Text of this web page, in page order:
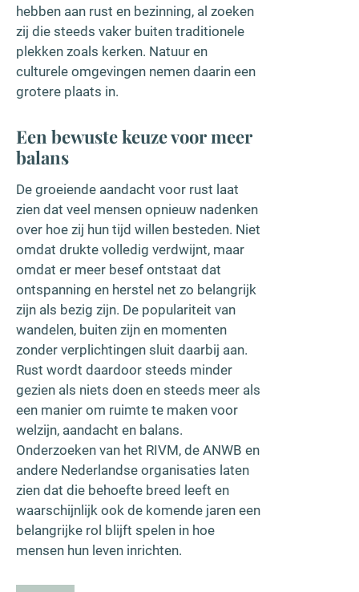
hebben aan rust en bezinning, al zoeken
zij die steeds vaker buiten traditionele
plekken zoals kerken. Natuur en
culturele omgevingen nemen daarin een
grotere plaats in.
Een bewuste keuze voor meer
balans
De groeiende aandacht voor rust laat
zien dat veel mensen opnieuw nadenken
over hoe zij hun tijd willen besteden. Niet
omdat drukte volledig verdwijnt, maar
omdat er meer besef ontstaat dat
ontspanning en herstel net zo belangrijk
zijn als bezig zijn. De populariteit van
wandelen, buiten zijn en momenten
zonder verplichtingen sluit daarbij aan.
Rust wordt daardoor steeds minder
gezien als niets doen en steeds meer als
een manier om ruimte te maken voor
welzijn, aandacht en balans.
Onderzoeken van het RIVM, de ANWB en
andere Nederlandse organisaties laten
zien dat die behoefte breed leeft en
waarschijnlijk ook de komende jaren een
belangrijke rol blijft spelen in hoe
mensen hun leven inrichten.